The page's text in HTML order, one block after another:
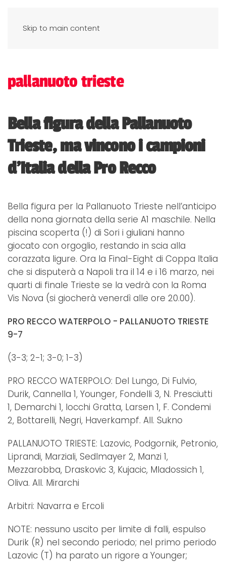
Skip to main content
pallanuoto trieste
Bella figura della Pallanuoto
Trieste, ma vincono i campioni
d'Italia della Pro Recco
Bella figura per la Pallanuoto Trieste nell’anticipo
della nona giornata della serie A1 maschile. Nella
piscina scoperta (!) di Sori i giuliani hanno
giocato con orgoglio, restando in scia alla
corazzata ligure. Ora la Final-Eight di Coppa Italia
che si disputerà a Napoli tra il 14 e i 16 marzo, nei
quarti di finale Trieste se la vedrà con la Roma
Vis Nova (si giocherà venerdì alle ore 20.00).
PRO RECCO WATERPOLO - PALLANUOTO TRIESTE
9-7
(3-3; 2-1; 3-0; 1-3)
PRO RECCO WATERPOLO: Del Lungo, Di Fulvio,
Durik, Cannella 1, Younger, Fondelli 3, N. Presciutti
1, Demarchi 1, Iocchi Gratta, Larsen 1, F. Condemi
2, Bottarelli, Negri, Haverkampf. All. Sukno
PALLANUOTO TRIESTE: Lazovic, Podgornik, Petronio,
Liprandi, Marziali, Sedlmayer 2, Manzi 1,
Mezzarobba, Draskovic 3, Kujacic, Mladossich 1,
Oliva. All. Mirarchi
Arbitri: Navarra e Ercoli
NOTE: nessuno uscito per limite di falli, espulso
Durik (R) nel secondo periodo; nel primo periodo
Lazovic (T) ha parato un rigore a Younger;